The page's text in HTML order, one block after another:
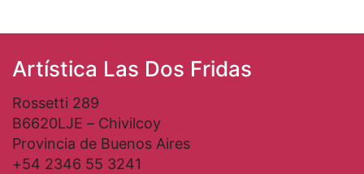
Artística Las Dos Fridas
Rossetti 289
B6620LJE – Chivilcoy
Provincia de Buenos Aires
+54 2346 55 3241